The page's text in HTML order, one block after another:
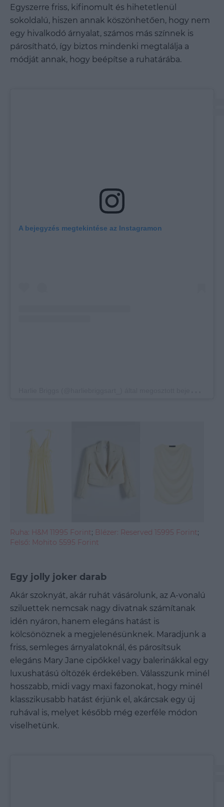
Egyszerre friss, kifinomult és hihetetlenül
sokoldalú, hiszen annak köszönhetően, hogy nem
egy hivalkodó árnyalat, számos más színnek is
párosítható, így biztos mindenki megtalálja a
módját annak, hogy beépítse a ruhatárába.
A bejegyzés megtekintése az Instagramon
Ruha: H&M 11995 Forint; Blézer: Reserved 15995 Forint;
Felső: Mohito 5595 Forint
Egy jolly joker darab
Akár szoknyát, akár ruhát vásárolunk, az A-vonalú
sziluettek nemcsak nagy divatnak számítanak
idén nyáron, hanem elegáns hatást is
kölcsönöznek a megjelenésünknek. Maradjunk a
friss, semleges árnyalatoknál, és párosítsuk
elegáns Mary Jane cipőkkel vagy balerinákkal egy
luxushatású öltözék érdekében. Válasszunk minél
hosszabb, midi vagy maxi fazonokat, hogy minél
klasszikusabb hatást érjünk el, akárcsak egy új
ruhával is, melyet később még ezerféle módon
viselhetünk.